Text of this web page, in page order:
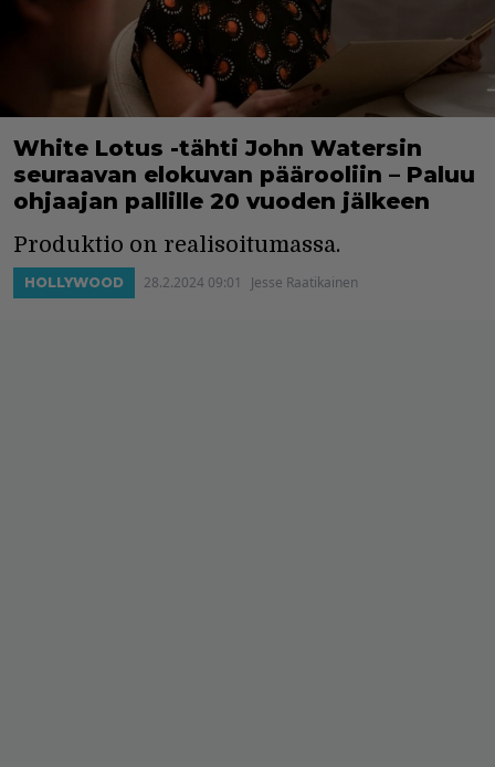
White Lotus -tähti John Watersin
seuraavan elokuvan päärooliin – Paluu
ohjaajan pallille 20 vuoden jälkeen
Produktio on realisoitumassa.
HOLLYWOOD 28.2.2024 09:01 Jesse Raatikainen